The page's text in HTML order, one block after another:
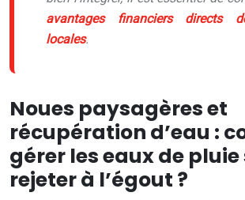
avantages financiers directs
locales.
Noues paysagères et
récupération d’eau :
gérer les eaux de
rejeter à l’égout ?